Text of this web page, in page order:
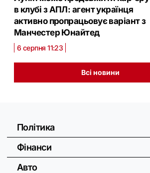
в клубі з АПЛ: агент українця
активно пропрацьовує варіант з
Манчестер Юнайтед
6 серпня 11:23
Всі новини
Політика
Фінанси
Авто